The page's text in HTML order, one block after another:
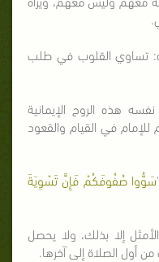
تساوي القلوب في طلب
هذه الروح الإيمانية
للإمام في القيام والقعود
سَوُّوا صُفُوفَكُمْ فَإِنَّ تَسْوِيَةَ
إلا بذلك، ولا يحصل
أول الصلاة إلى آخرها.